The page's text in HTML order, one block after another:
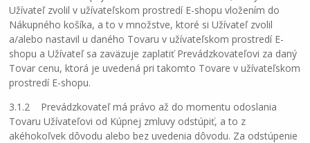
Užívateľ zvolil v užívateľskom prostredí E-shopu vložením do
Nákupného košíka, a to v množstve, ktoré si Užívateľ zvolil
a/alebo nastavil u daného Tovaru v užívateľskom prostredí E-
shopu a Užívateľ sa zaväzuje zaplatiť Prevádzkovateľovi za daný
Tovar cenu, ktorá je uvedená pri takomto Tovare v užívateľskom
prostredí E-shopu.
3.1.2 Prevádzkovateľ má právo až do momentu odoslania
Tovaru Užívateľovi od Kúpnej zmluvy odstúpiť, a to z
akéhokoľvek dôvodu alebo bez uvedenia dôvodu. Za odstúpenie